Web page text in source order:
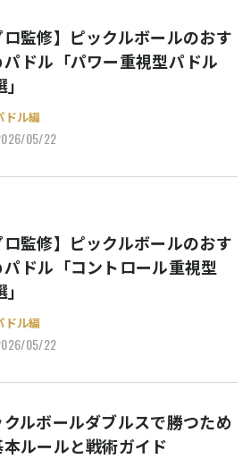
ロ監修】ピックルボールのおす
パドル「パワー重視型パドル
ドル編
05/22
ロ監修】ピックルボールのおす
パドル「コントロール重視型
ドル編
05/22
クルボールダブルスで勝つため
本ルールと戦術ガイド